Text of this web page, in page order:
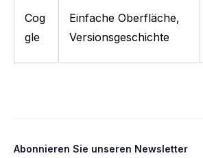
Cog
gle
Einfache Oberfläche,
Versionsgeschichte
Abonnieren Sie unseren Newsletter